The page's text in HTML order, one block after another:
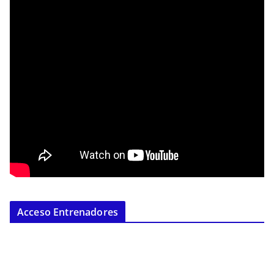
Acceso Entrenadores